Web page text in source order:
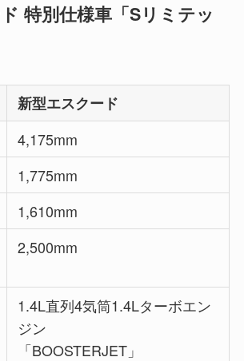
特別仕様車「Sリミテッ
新型エスクード
4,175mm
1,775mm
1,610mm
2,500mm
1.4L直列4気筒1.4Lターボエン
ジン
「BOOSTERJET」